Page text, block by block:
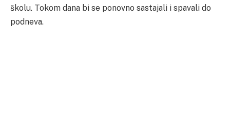
školu. Tokom dana bi se ponovno sastajali i spavali do
podneva.